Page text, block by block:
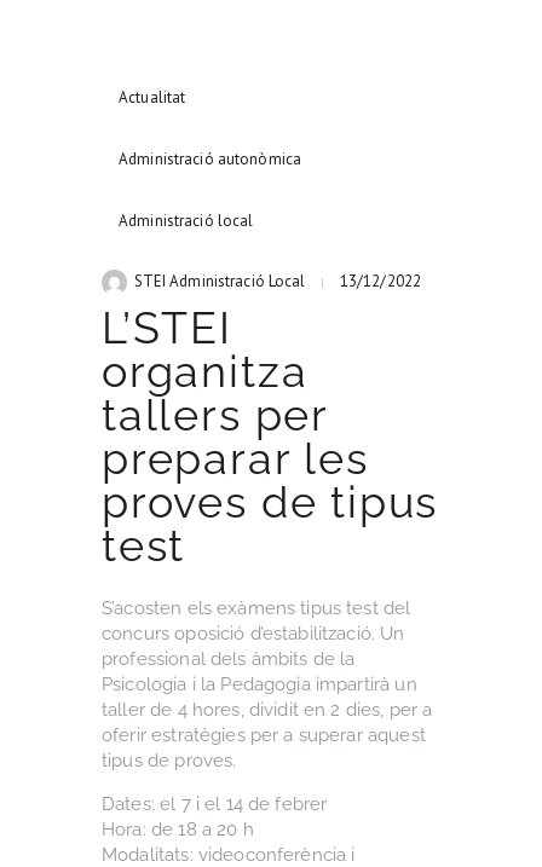
INICI
Actualitat
Administració autonòmica
Administració local
STEI Administració Local 13/12/2022
L’STEI
organitza
tallers per
preparar les
proves de tipus
test
S’acosten els exàmens tipus test del
concurs oposició d’estabilització. Un
professional dels àmbits de la
Psicologia i la Pedagogia impartirà un
taller de 4 hores, dividit en 2 dies, per a
oferir estratègies per a superar aquest
tipus de proves.
Dates: el 7 i el 14 de febrer
Hora: de 18 a 20 h
Modalitats: videoconferència i